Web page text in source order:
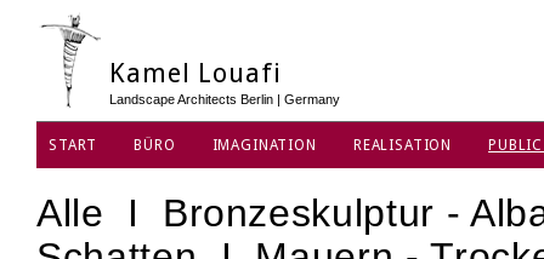
Kamel Louafi
Landscape Architects Berlin | Germany
START BÜRO IMAGINATION REALISATION
Alle I Bronzeskulptur -